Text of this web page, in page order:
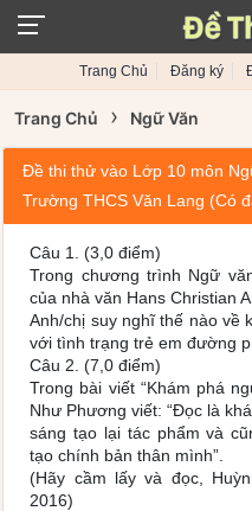
Trang Chủ Đăng ký
Trang Chủ › Ngữ Văn
Đề thi thử vào Lớp 10 môn
Trường THCS Văn Lang (Có
Câu 1. (3,0 điểm)
Trong chương trình Ngữ
của nhà văn Hans Christian
Anh/chị suy nghĩ thế nào về
với tình trạng trẻ em đường
Câu 2. (7,0 điểm)
Trong bài viết “Khám phá
Như Phương viết: “Đọc là
sáng tạo lại tác phẩm và
tạo chính bản thân mình”.
(Hãy cầm lấy và đọc,
2016)